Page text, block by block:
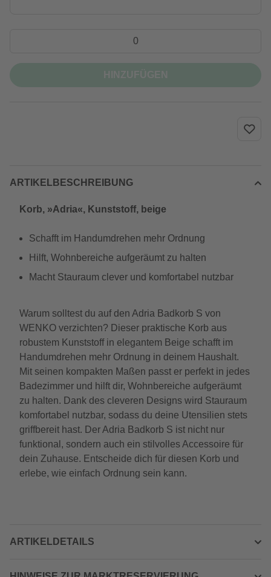
ARTIKELBESCHREIBUNG
Korb, »Adria«, Kunststoff, beige
Schafft im Handumdrehen mehr Ordnung
Hilft, Wohnbereiche aufgeräumt zu halten
Macht Stauraum clever und komfortabel nutzbar
Warum solltest du auf den Adria Badkorb S von
WENKO verzichten? Dieser praktische Korb aus
robustem Kunststoff in elegantem Beige schafft im
Handumdrehen mehr Ordnung in deinem Haushalt.
Mit seinen kompakten Maßen passt er perfekt in jedes
Badezimmer und hilft dir, Wohnbereiche aufgeräumt
zu halten. Dank des cleveren Designs wird Stauraum
komfortabel nutzbar, sodass du deine Utensilien stets
griffbereit hast. Der Adria Badkorb S ist nicht nur
funktional, sondern auch ein stilvolles Accessoire für
dein Zuhause. Entscheide dich für diesen Korb und
erlebe, wie einfach Ordnung sein kann.
ARTIKELDETAILS